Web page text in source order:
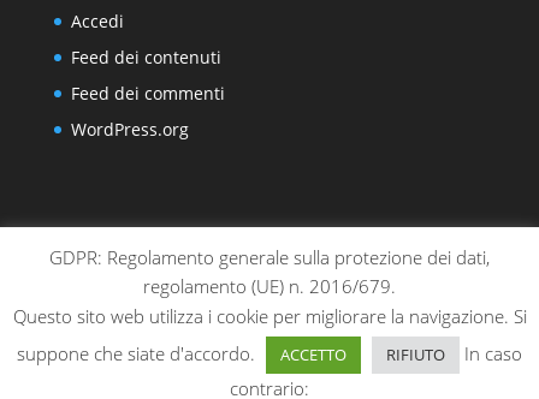
Accedi
Feed dei contenuti
Feed dei commenti
WordPress.org
sedi locali sostienici
contatti
gestionale
privacy & cookie policy
GDPR: Regolamento generale sulla protezione dei dati,
regolamento (UE) n. 2016/679.
Questo sito web utilizza i cookie per migliorare la navigazione. Si
suppone che siate d'accordo.
ACCETTO RIFIUTO
In caso
contrario: